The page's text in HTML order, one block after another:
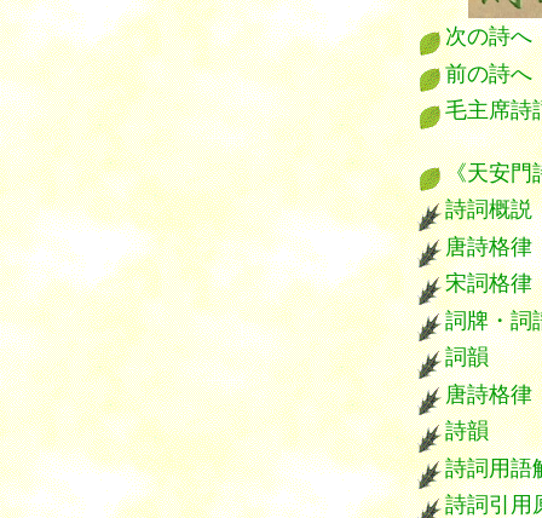
次の詩へ
前の詩へ
毛主席詩
《天安門
詩詞概説
唐詩格
宋詞格律
詞牌・詞
詞韻
唐詩格
詩韻
詩詞用語
詩詞引用